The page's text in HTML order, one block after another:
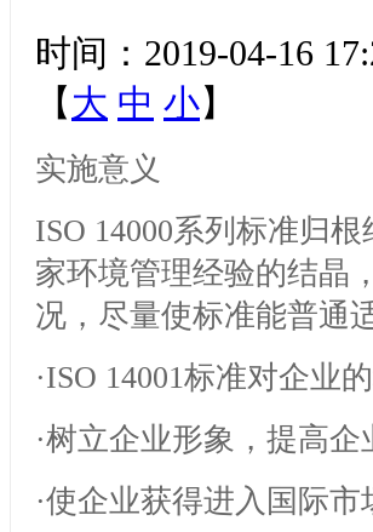
时间：2019-04-16
【 大 中 小】
实施意义
ISO 14000系列标准归
家环境管理经验的结晶
况，尽量使标准能普通
·ISO 14001标准对企业
·树立企业形象，提高企
·使企业获得进入国际